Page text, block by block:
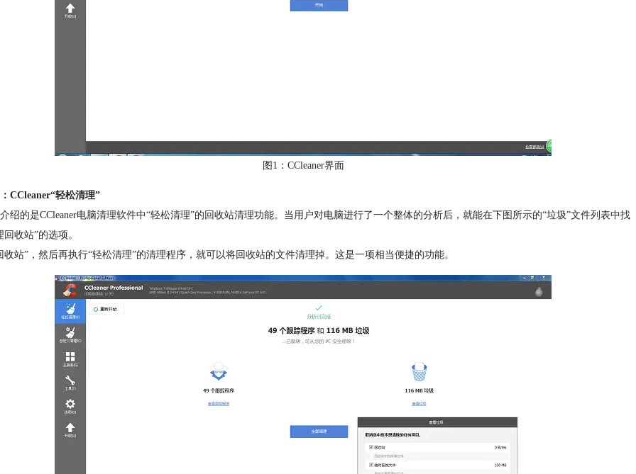
图1：CCleaner界面
CCleaner“轻松清理”
绍的是CCleaner电脑清理软件中“轻松清理”的回收站清理功能。当用户对电脑进行了一个整体的分析后，就能在下图所示的“垃圾”文件列表中找
回收站”的选项。
收站”，然后再执行“轻松清理”的清理程序，就可以将回收站的文件清理掉。这是一项相当便捷的功能。